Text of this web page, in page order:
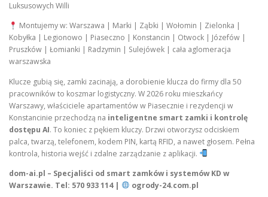
Luksusowych Willi
Montujemy w: Warszawa | Marki | Ząbki | Wołomin | Zielonka |
Kobyłka | Legionowo | Piaseczno | Konstancin | Otwock | Józefów |
Pruszków | Łomianki | Radzymin | Sulejówek | cała aglomeracja
warszawska
Klucze gubią się, zamki zacinają, a dorobienie klucza do firmy dla 50
pracowników to koszmar logistyczny. W 2026 roku mieszkańcy
Warszawy, właściciele apartamentów w Piasecznie i rezydencji w
Konstancinie przechodzą na inteligentne smart zamki i kontrolę
dostępu AI. To koniec z pękiem kluczy. Drzwi otworzysz odciskiem
palca, twarzą, telefonem, kodem PIN, kartą RFID, a nawet głosem. Pełna
kontrola, historia wejść i zdalne zarządzanie z aplikacji.
dom-ai.pl – Specjaliści od smart zamków i systemów KD w
Warszawie. Tel: 570 933 114 |
ogrody-24.com.pl